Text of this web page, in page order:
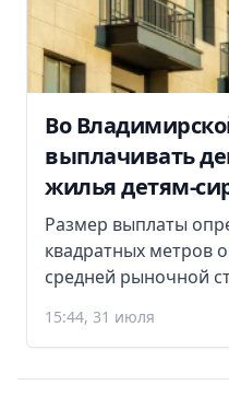
Во
выплачивать
жилья детям-
Размер выплаты
квадратных метров
средней рыночной
15:44, 31 июля